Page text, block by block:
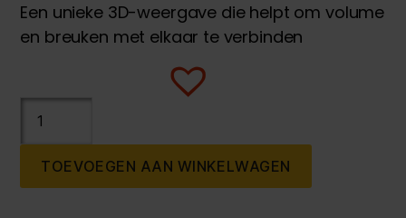
Een unieke 3D-weergave die helpt om volume
en breuken met elkaar te verbinden
breuken
TOEVOEGEN AAN WINKELWAGEN